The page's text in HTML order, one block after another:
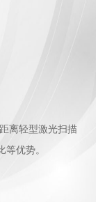
离轻型激光扫描
优势。